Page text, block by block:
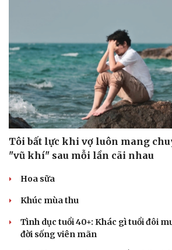
Cải chính
Tôi bất lực khi vợ luôn mang
"vũ khí" sau mỗi lần cãi nhau
Hoa sữa
Khúc mùa thu
Tình dục tuổi 40+: Khác gì tuổi đôi
đời sống viên mãn